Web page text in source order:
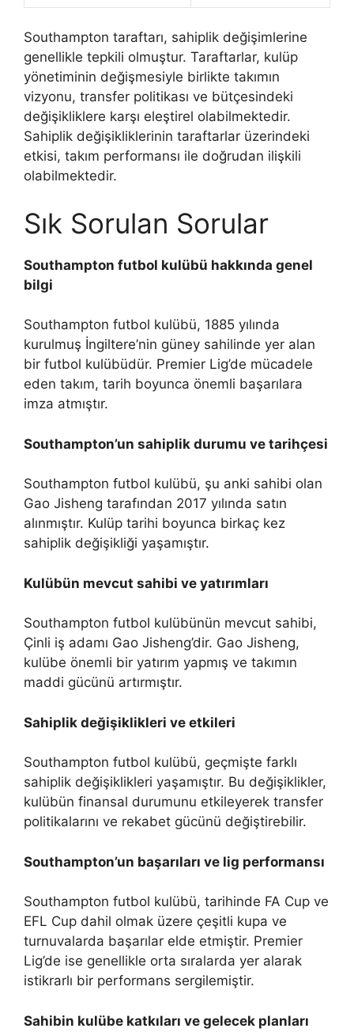
Southampton taraftarı, sahiplik değişimlerine
genellikle tepkili olmuştur. Taraftarlar, kulüp
yönetiminin değişmesiyle birlikte takımın
vizyonu, transfer politikası ve bütçesindeki
değişikliklere karşı eleştirel olabilmektedir.
Sahiplik değişikliklerinin taraftarlar üzerindeki
etkisi, takım performansı ile doğrudan ilişkili
olabilmektedir.
Sık Sorulan Sorular
Southampton futbol kulübü hakkında genel
bilgi
Southampton futbol kulübü, 1885 yılında
kurulmuş İngiltere’nin güney sahilinde yer alan
bir futbol kulübüdür. Premier Lig’de mücadele
eden takım, tarih boyunca önemli başarılara
imza atmıştır.
Southampton’un sahiplik durumu ve tarihçesi
Southampton futbol kulübü, şu anki sahibi olan
Gao Jisheng tarafından 2017 yılında satın
alınmıştır. Kulüp tarihi boyunca birkaç kez
sahiplik değişikliği yaşamıştır.
Kulübün mevcut sahibi ve yatırımları
Southampton futbol kulübünün mevcut sahibi,
Çinli iş adamı Gao Jisheng’dir. Gao Jisheng,
kulübe önemli bir yatırım yapmış ve takımın
maddi gücünü artırmıştır.
Sahiplik değişiklikleri ve etkileri
Southampton futbol kulübü, geçmişte farklı
sahiplik değişiklikleri yaşamıştır. Bu değişiklikler,
kulübün finansal durumunu etkileyerek transfer
politikalarını ve rekabet gücünü değiştirebilir.
Southampton’un başarıları ve lig performansı
Southampton futbol kulübü, tarihinde FA Cup ve
EFL Cup dahil olmak üzere çeşitli kupa ve
turnuvalarda başarılar elde etmiştir. Premier
Lig’de ise genellikle orta sıralarda yer alarak
istikrarlı bir performans sergilemiştir.
Sahibin kulübe katkıları ve gelecek planları